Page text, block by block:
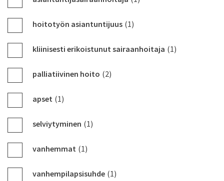
hoitotyön asiantuntijuus (1)
kliinisesti erikoistunut sairaanhoitaja (1)
palliatiivinen hoito (2)
apset (1)
selviytyminen (1)
vanhemmat (1)
vanhempilapsisuhde (1)